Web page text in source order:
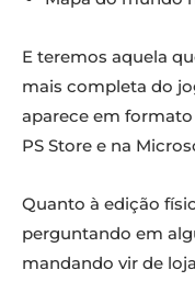
E teremos aquela
mais completa do
aparece em
PS Store e na
Quanto à edição
perguntando em
mandando vir de